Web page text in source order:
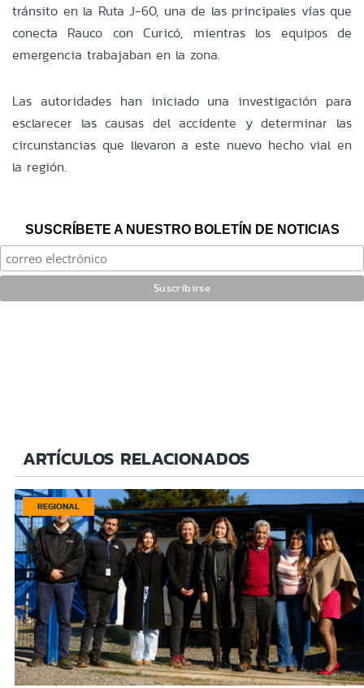
tránsito en la Ruta J-60, una de las principales vías que
conecta Rauco con Curicó, mientras los equipos de
emergencia trabajaban en la zona.
Las autoridades han iniciado una investigación para
esclarecer las causas del accidente y determinar las
circunstancias que llevaron a este nuevo hecho vial en
la región.
SUSCRÍBETE A NUESTRO BOLETÍN DE NOTICIAS
ARTÍCULOS RELACIONADOS
REGIONAL